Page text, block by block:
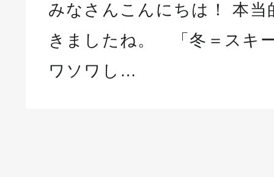
みなさんこんにちは！ 本当
きましたね。 「冬＝スキ
ワソワし…